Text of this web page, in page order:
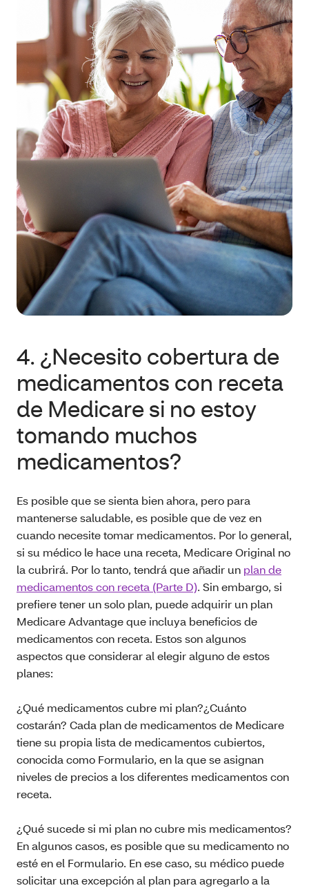
4. ¿Necesito cobertura de
medicamentos con receta
de Medicare si no estoy
tomando muchos
medicamentos?
Es posible que se sienta bien ahora, pero para
mantenerse saludable, es posible que de vez en
cuando necesite tomar medicamentos. Por lo general,
si su médico le hace una receta, Medicare Original no
la cubrirá. Por lo tanto, tendrá que añadir un plan de
medicamentos con receta (Parte D). Sin embargo, si
prefiere tener un solo plan, puede adquirir un plan
Medicare Advantage que incluya beneficios de
medicamentos con receta. Estos son algunos
aspectos que considerar al elegir alguno de estos
planes:
¿Qué medicamentos cubre mi plan?¿Cuánto
costarán? Cada plan de medicamentos de Medicare
tiene su propia lista de medicamentos cubiertos,
conocida como Formulario, en la que se asignan
niveles de precios a los diferentes medicamentos con
receta.
¿Qué sucede si mi plan no cubre mis medicamentos?
En algunos casos, es posible que su medicamento no
esté en el Formulario. En ese caso, su médico puede
solicitar una excepción al plan para agregarlo a la